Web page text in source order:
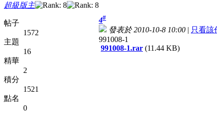
超級版主
帖子
1572
主題
16
精華
2
積分
1521
點名
0
4#
發表於 2010-10-8 10:00 | 只看該
991008-1
991008-1.rar (11.44 KB)